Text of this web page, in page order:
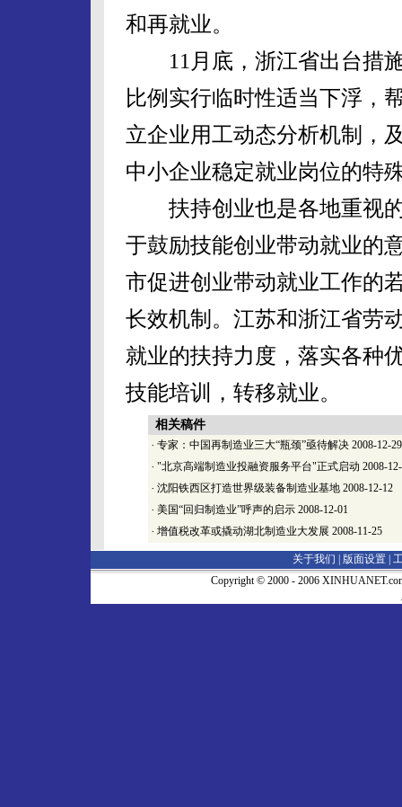
和再就业。
11月底，浙江省出台措施
比例实行临时性适当下浮，
立企业用工动态分析机制，
中小企业稳定就业岗位的特
扶持创业也是各地重视的
于鼓励技能创业带动就业的
市促进创业带动就业工作的
长效机制。江苏和浙江省劳
就业的扶持力度，落实各种
技能培训，转移就业。
相关稿件
· 专家：中国再制造业三大“瓶颈”亟待解决 2008-12-29
· "北京高端制造业投融资服务平台"正式启动 2008-
· 沈阳铁西区打造世界级装备制造业基地 2008-12-12
· 美国“回归制造业”呼声的启示 2008-12-01
· 增值税改革或撬动湖北制造业大发展 2008-11-25
关于我们 | 版面设置
Copyright © 2000 - 2006